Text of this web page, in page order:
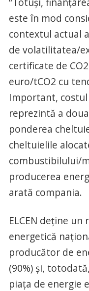
este în mod
contextul actual
de volatilitatea/
certificate de
euro/tCO2 cu
Important,
reprezintă a
ponderea
cheltuielile
combustibilului/
producerea
arată compania.
ELCEN deţine
energetică
producător de
(90%) şi,
piaţa de energie